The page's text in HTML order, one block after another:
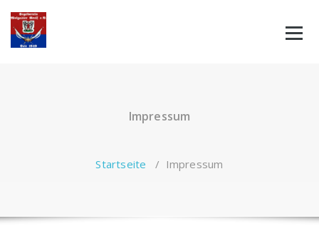
Inhalt
springen
Impressum
Startseite / Impressum